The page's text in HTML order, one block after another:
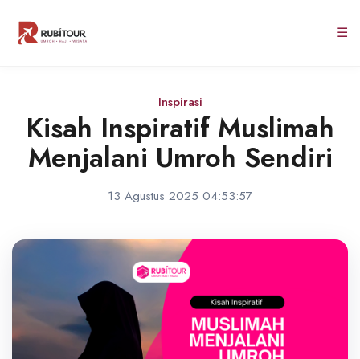
☰
Inspirasi
Kisah Inspiratif Muslimah
Menjalani Umroh Sendiri
13 Agustus 2025 04:53:57